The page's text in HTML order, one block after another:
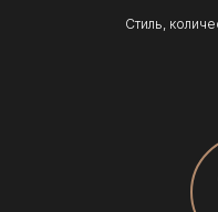
Стиль,